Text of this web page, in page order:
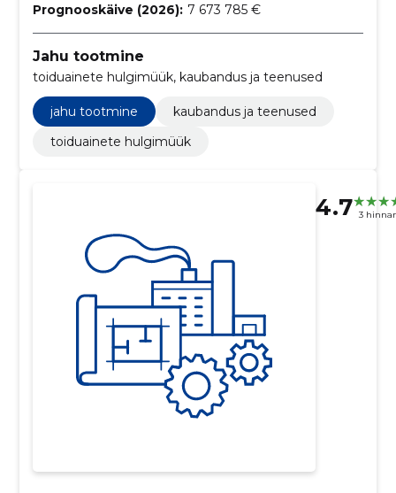
Prognooskäive (2026): 7 673 785 €
Jahu tootmine
toiduainete hulgimüük, kaubandus ja teenused
jahu tootmine
kaubandus ja teenused
toiduainete hulgimüük
4.7 3